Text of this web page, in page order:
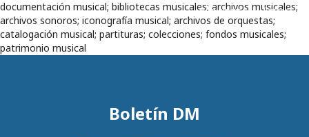
documentación musical; bibliotecas musicales; archivos musicales;
archivos sonoros; iconografía musical; archivos de orquestas;
catalogación musical; partituras; colecciones; fondos musicales;
patrimonio musical
Boletín DM
Registrarse Entrar